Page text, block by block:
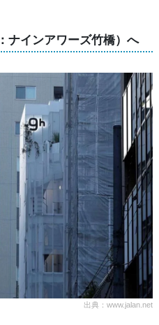
ナインアワーズ竹橋）へ
出典：www.jalan.net